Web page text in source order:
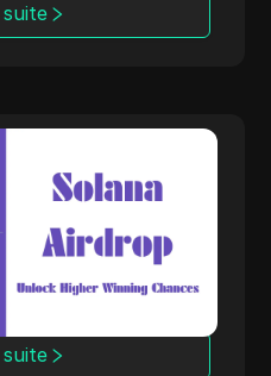
suite
d'airdrop
portefeuilles.
et augmentez vos
pièces gratuites sur
plus rapides et les
suite